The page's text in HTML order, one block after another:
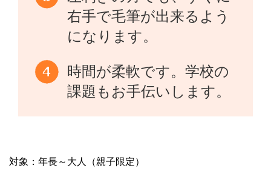
右手で毛筆が出来るよう
になります。
時間が柔軟です。学校の
課題もお手伝いします。
対象：年長～大人（親子限定）